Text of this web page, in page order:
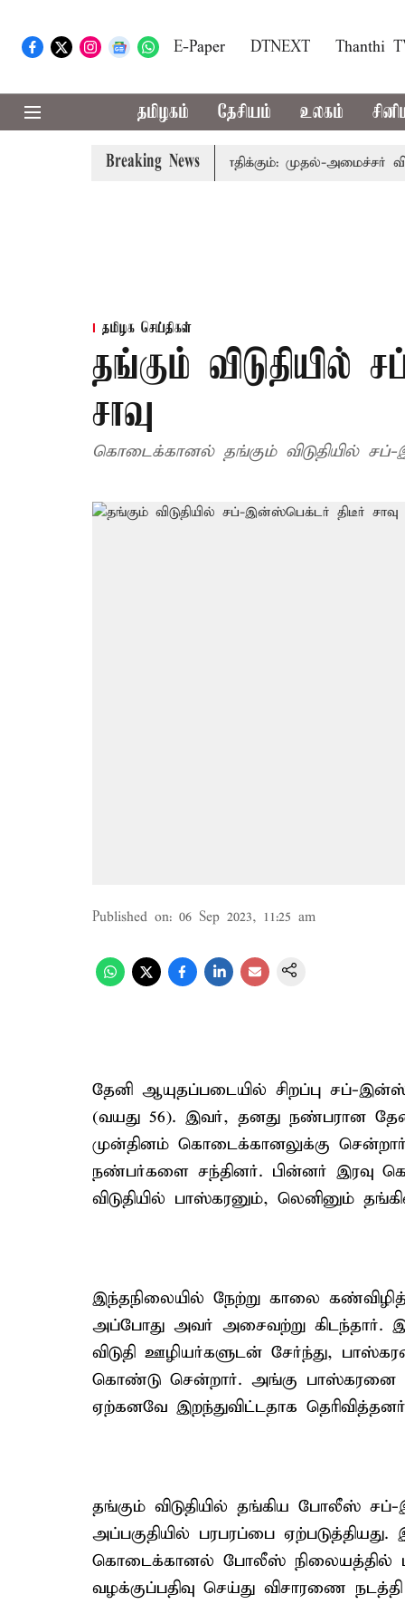
E-Paper DTNEXT Thanthi
தமிழகம் தேசியம் உலகம்
Breaking News
தொகுதி மறுவரையறை பாதிக்கும்: முதல்-அமைச்சர் விஜய்
தமிழக செய்திகள்
தங்கும் விடுதியில்
சாவு
கொடைக்கானல் தங்கும் விடுதியில்
Published on: 06 Sep 2023, 11:25 am
தேனி ஆயுதப்படையில் சிறப்பு சப்-
(வயது 56). இவர், தனது நண்பரான
முன்தினம் கொடைக்கானலுக்கு
நண்பர்களை சந்தினர். பின்னர் இரவு
விடுதியில் பாஸ்கரனும், லெனினும்
இந்தநிலையில் நேற்று காலை
அப்போது அவர் அசைவற்று கிடந்தார்.
விடுதி ஊழியர்களுடன் சேர்ந்து,
கொண்டு சென்றார். அங்கு பாஸ்கரனை
ஏற்கனவே இறந்துவிட்டதாக
தங்கும் விடுதியில் தங்கிய போலீஸ்
அப்பகுதியில் பரபரப்பை
கொடைக்கானல் போலீஸ் நிலையத்தில்
வழக்குப்பதிவு செய்து விசாரணை